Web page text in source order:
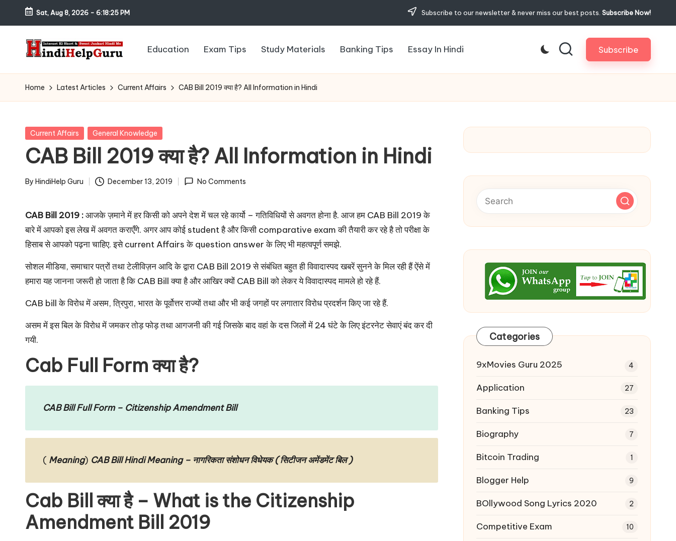
Skip
content
Sat, Aug 8, 2026 - 6:18:26 PM Subscribe to our newsletter & never miss our best posts. Subscribe Now!
H
in
H
el
p
u
r
u.
c
o
m
Ki
Short
Sweet
Jankari
Hindi
Education Exam Tips Study Materials Banking Tips Essay In Hindi Subscribe
Home Latest Articles Current Affairs CAB Bill 2019 क्या है? All Information in Hindi
Posted
Current Affairs General Knowledge
CAB Bill 2019 क्या है? All Information in Hindi
Posted
By HindiHelp Guru December 13, 2019 No Comments
CAB Bill 2019 :आजके ज़माने में हर किसी को अपने देश में चल रहे कार्यो – गतिविधियों से अवगत होना है. आज हम CAB Bill 2019 के
बारे में आपको इस लेख में अवगत कराएँगे. अगर आप कोई student है और किसी comparative exam की तैयारी कर रहे है तो परीक्षा के
हिसाब से आपको पढ़ना चाहिए. इसेcurrent Affairsके question answer के लिए भी महत्वपूर्ण समझे.
सोशल मीडिया, समाचार पत्रों तथा टेलीविज़न आदि के द्वारा CAB Bill 2019 से संबंधित बहुत ही विवादास्पद खबरें सुनने के मिल रही हैं ऐंसे में
हमारा यह जानना जरूरी हो जाता है कि CAB Bill क्या है और आखिर क्यों CAB Bill को लेकर ये विवादास्पद मामले हो रहे हैं.
CAB bill के विरोध में असम, त्रिपुरा, भारत के पूर्वोत्तर राज्यों तथा और भी कई जगहों पर लगातार विरोध प्रदर्शन किए जा रहे हैं.
असम में इस बिल के विरोध में जमकर तोड़ फोड़ तथा आगजनी की गई जिसके बाद वहां के दस जिलों में 24 घंटे के लिए इंटरनेट सेवाएं बंद कर दी
गयी.
Cab Full Form क्या है?
CAB Bill Full Form – Citizenship Amendment Bill
( Meaning) CAB Bill Hindi Meaning – नागरिकता संशोधन विधेयक ( सिटीजन अमेंडमेंट बिल )
Cab Bill क्या है – What is the Citizenship
Amendment Bill 2019
Categories
9xMovies Guru 2025 4
Application 27
Banking Tips 23
Biography 7
Bitcoin Trading 1
Blogger Help 9
BOllywood Song Lyrics 2020 2
Competitive Exam 10